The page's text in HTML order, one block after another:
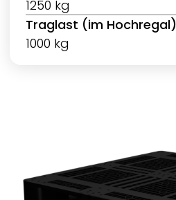
1250 kg
Traglast (im Hochregal)
1000 kg